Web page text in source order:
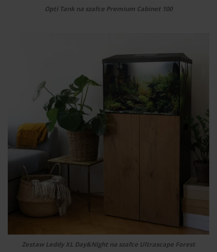
Opti Tank na szafce Premium Cabinet 100
Zestaw Leddy XL Day&Night na szafce Ultrascape Forest